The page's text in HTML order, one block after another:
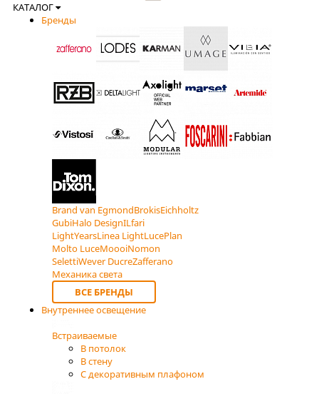
КАТАЛОГ
Бренды
Brand van EgmondBrokisEichholtz
GubiHalo DesignILfari
LightYearsLinea LightLucePlan
Molto LuceMoooiNomon
SelettiWever DucreZafferano
Механика света
ВСЕ БРЕНДЫ
Внутреннее освещение
Встраиваемые
В потолок
В стену
С декоративным плафоном